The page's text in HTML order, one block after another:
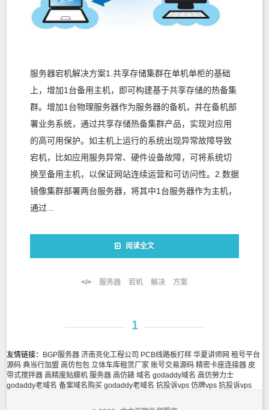
服务器宕机解决方案1.共享存储集群在单机单柜的基础
上，增加1台备用主机，即可构建基于共享存储的热备集
群。增加1台物理服务器作为服务器的备机，并在备机部
署业务系统，通过共享存储热备集群产品，实现对应用
的高可用保护。如主机上运行的系统出现异常故障导致
宕机，比如应用服务异常、硬件设备故障，可将系统切
换至备用主机，以保证网站连续运营和可访问性。2.数据
镜像集群部署两台服务器，将其中1台服务器作为主机，
通过...
阅读全文
服务器 宕机 解决 方案
1
友情链接： BGP服务器 济南亮化工程公司 PCB线路板打样 华夏讲师网 租号平台
源码 典当行加盟 高仿包包 立体车库租赁厂家 账号交易源码 精密卡座连接器 皮
带式搅拌器 高精度贴膜机 服务器 高仿錶 域名 godaddy域名 高仿勞力士
godaddy老域名 备案域名购买 godaddy老域名 抗投诉vps 仿牌vps 抗投诉vps